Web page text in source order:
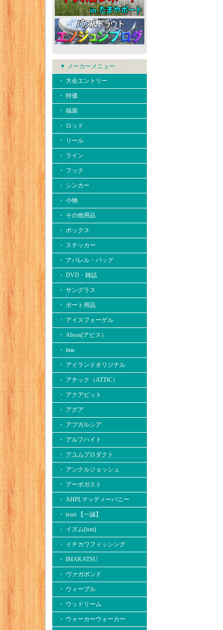
▼ メーカーメニュー
・ 大会エントリー
・ 特価
・ 福袋
・ ロッド
・ リール
・ ライン
・ フック
・ シンカー
・ 小物
・ その他用品
・ ボックス
・ ステッカー
・ アパレル・バッグ
・ DVD・雑誌
・ サングラス
・ ボート用品
・ アイスフォーゲル
・ Abyss(アビス）
・ ima
・ アイランドオリジナル
・ アチック（ATTIC）
・ アクアビット
・ アグア
・ アブガルシア
・ アルフハイト
・ アユムプロダクト
・ アンクルジョッシュ
・ アーボガスト
・ AHPLマッディーバニー
・ issei 【一誠】
・ イズム(ism)
・ イチカワフィッシング
・ IMAKATSU
・ ヴァガボンド
・ ウィーブル
・ ウッドリーム
・ ウォーカーウォーカー